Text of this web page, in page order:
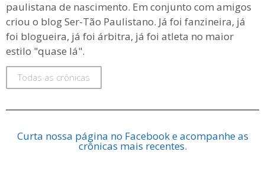
paulistana de nascimento. Em conjunto com amigos
criou o blog Ser-Tão Paulistano. Já foi fanzineira, já
foi blogueira, já foi árbitra, já foi atleta no maior
estilo "quase lá".
Todas as crônicas
Curta nossa página no Facebook e acompanhe as
crônicas mais recentes.